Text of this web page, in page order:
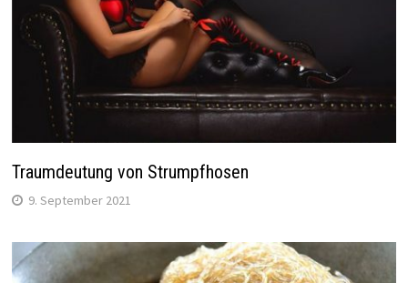
Traumdeutung von Strumpfhosen
9. September 2021